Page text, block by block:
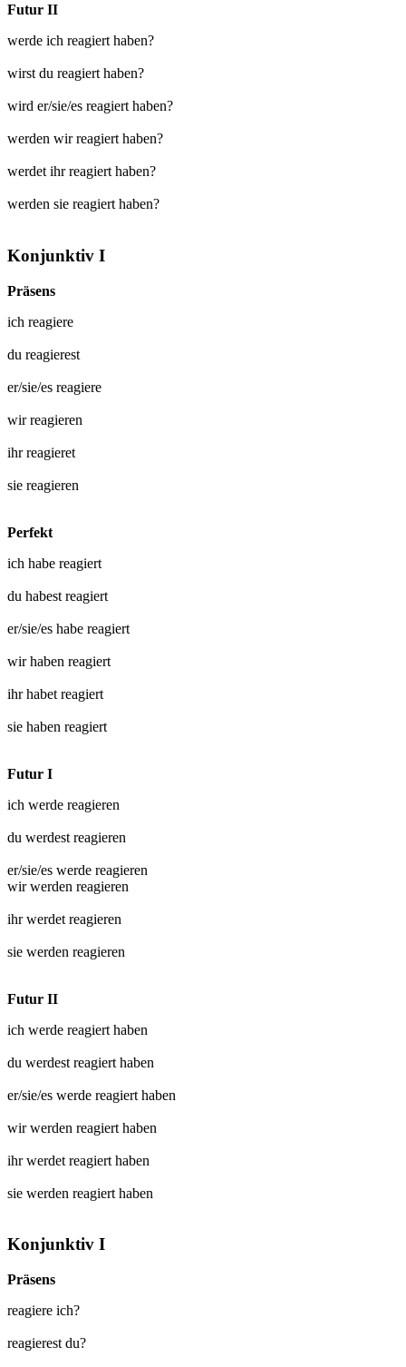
Futur II
werde ich reagiert haben?
wirst du reagiert haben?
wird er/sie/es reagiert haben?
werden wir reagiert haben?
werdet ihr reagiert haben?
werden sie reagiert haben?
Konjunktiv I
Präsens
ich reagiere
du reagierest
er/sie/es reagiere
wirreagieren
ihrreagieret
sie reagieren
Perfekt
ich habe reagiert
du habest reagiert
er/sie/es habe reagiert
wir haben reagiert
ihr habet reagiert
sie haben reagiert
Futur I
ich werde reagieren
du werdest reagieren
er/sie/es werde reagieren
wir werden reagieren
ihr werdet reagieren
sie werden reagieren
Futur II
ich werde reagiert haben
du werdest reagiert haben
er/sie/es werde reagiert haben
wir werden reagiert haben
ihr werdet reagiert haben
sie werden reagiert haben
Konjunktiv I
Präsens
reagiere ich?
reagierest du?